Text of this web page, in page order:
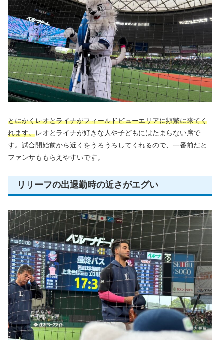
とにかくレオとライナがフィールドビューエリアに頻繁に来てく
れます。レオとライナが好きな人や子どもにはたまらない席で
す。試合開始前から近くをうろうろしてくれるので、一番前だと
ファンサももらえやすいです。
リリーフの出退勤時の近さがエグい